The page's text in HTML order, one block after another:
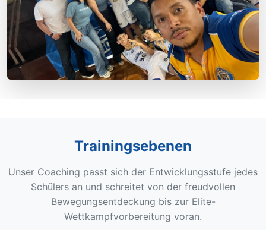
Trainingsebenen
Unser Coaching passt sich der Entwicklungsstufe jedes
Schülers an und schreitet von der freudvollen
Bewegungsentdeckung bis zur Elite-
Wettkampfvorbereitung voran.